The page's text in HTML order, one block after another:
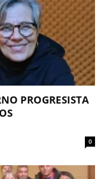
PROGRESISTA
0